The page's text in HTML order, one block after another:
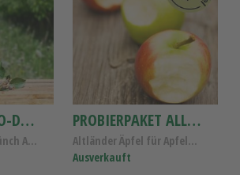
APFELSECCO BIO-DEMETER 0,75L
Alkoholfrei , Bio-Münch Apfelsecco
PROBIERPAKET ALLERGIKER-ÄPFEL 4 SORTEN
Altländer Äpfel für Apfelallergiker, Probierpaket ...
Ausverkauft